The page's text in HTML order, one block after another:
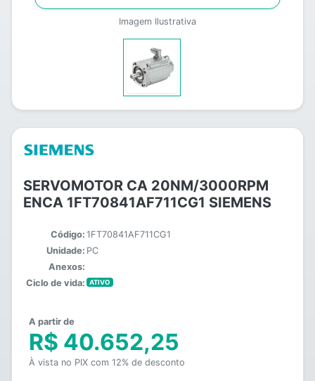
Imagem Ilustrativa
SERVOMOTOR CA 20NM/3000RPM
ENCA 1FT70841AF711CG1 SIEMENS
Código: 1FT70841AF711CG1
Unidade: PC
Anexos:
Ciclo de vida:
ATIVO
A partir de
R$ 40.652,25
À vista no PIX com 12% de desconto